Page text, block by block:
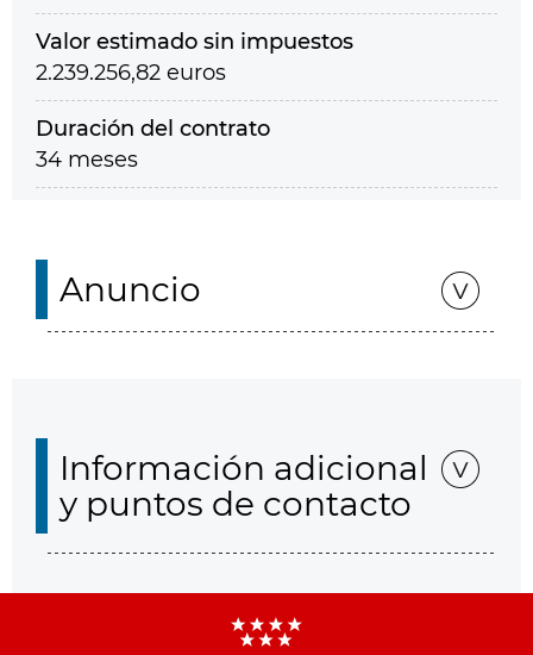
Valor estimado sin impuestos
2.239.256,82 euros
Duración del contrato
34 meses
Anuncio
Información adicional
y puntos de contacto